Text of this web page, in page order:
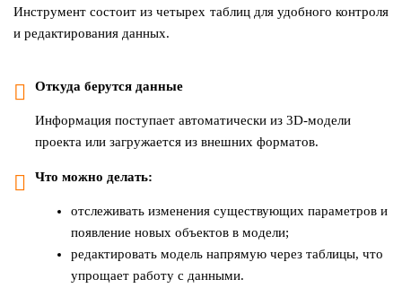
Инструмент состоит из четырех таблиц для удобного контроля
и редактирования данных.
Откуда берутся данные
Информация поступает автоматически из 3D-модели
проекта или загружается из внешних форматов.
Что можно делать:
отслеживать изменения существующих параметров и
появление новых объектов в модели;
редактировать модель напрямую через таблицы, что
упрощает работу с данными.